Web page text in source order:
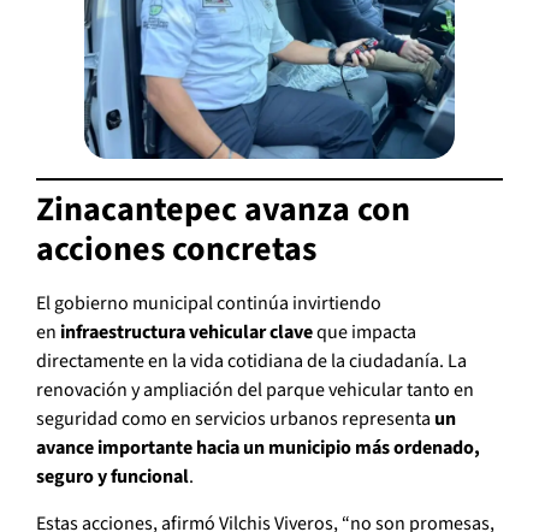
Zinacantepec avanza con
acciones concretas
El gobierno municipal continúa invirtiendo
en infraestructura vehicular claveque impacta
directamente en la vida cotidiana de la ciudadanía. La
renovación y ampliación del parque vehicular tanto en
seguridad como en servicios urbanos representa un
avance importante hacia un municipio más ordenado,
seguro y funcional.
Estas acciones, afirmó Vilchis Viveros, “no son promesas,